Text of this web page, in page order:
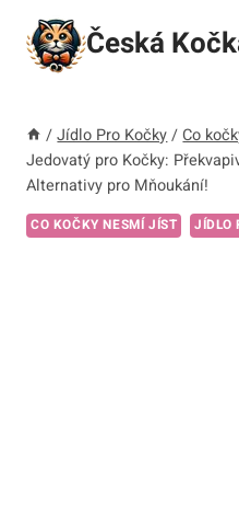
Přeskočit
obsah
Česká
/ Jídlo Pro Kočky / Co
Jedovatý pro Kočky:
Alternativy pro Mňoukání!
CO KOČKY NESMÍ JÍST JÍDLO